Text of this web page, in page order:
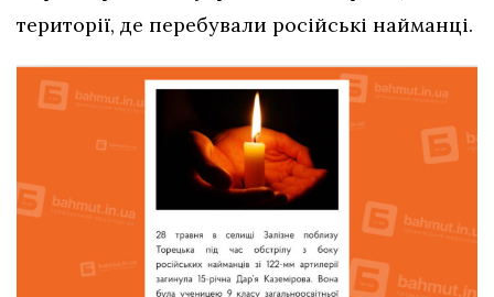
території, де перебували російські найманці.